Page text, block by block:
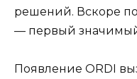
решений. Вскоре
— первый значимый
Появление ORDI